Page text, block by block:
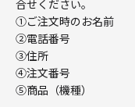
合せください。
①ご注文時のお名前
②電話番号
③住所
④注文番号
⑤商品（機種）